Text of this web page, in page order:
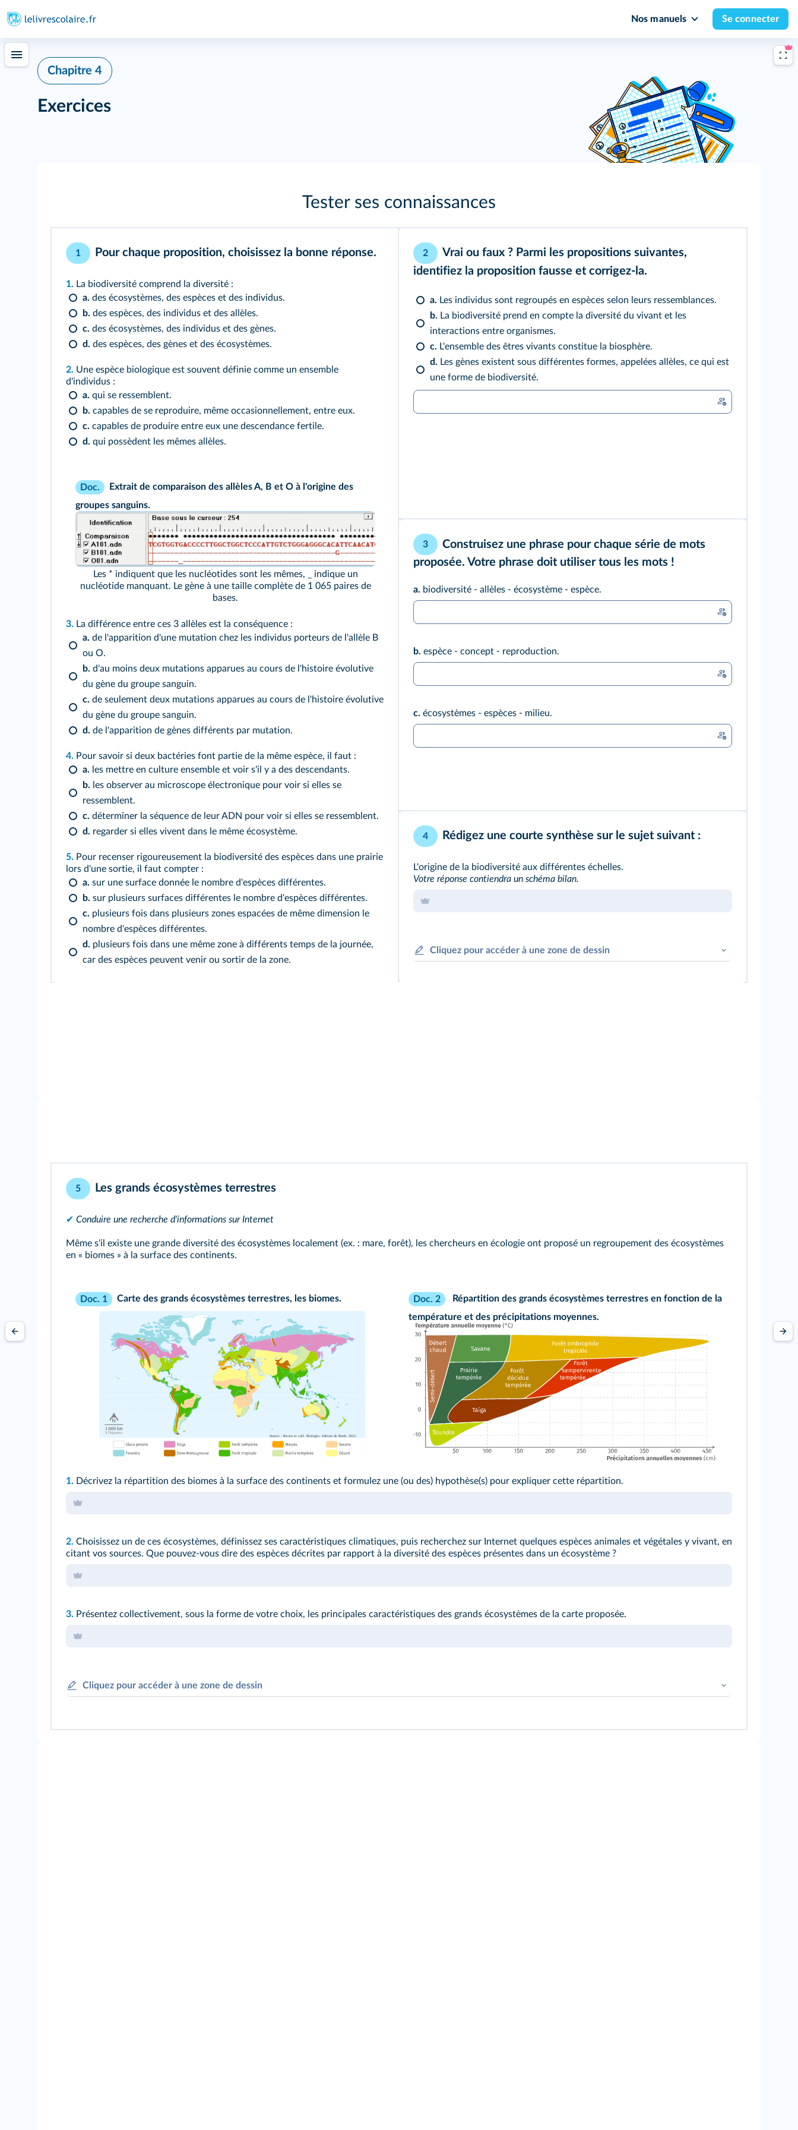
Nos manuels Se connecter
Chapitre 4
Exercices
Tester ses connaissances
1 Pour chaque proposition, choisissez la bonne réponse.
1. La biodiversité comprend la diversité :
a. des écosystèmes, des espèces et des individus.
b. des espèces, des individus et des allèles.
c. des écosystèmes, des individus et des gènes.
d. des espèces, des gènes et des écosystèmes.
2. Une espèce biologique est souvent définie comme un ensemble
d'individus :
a. qui se ressemblent.
b. capables de se reproduire, même occasionnellement, entre eux.
c. capables de produire entre eux une descendance fertile.
d. qui possèdent les mêmes allèles.
Doc.
Extrait de comparaison des allèles A, B et O à l'origine des
groupes sanguins.
Les * indiquent que les nucléotides sont les mêmes, _ indique un
nucléotide manquant. Le gène à une taille complète de 1 065 paires de
bases.
3. La différence entre ces 3 allèles est la conséquence :
a. de l'apparition d'une mutation chez les individus porteurs de l'allèle B
ou O.
b. d'au moins deux mutations apparues au cours de l'histoire évolutive
du gène du groupe sanguin.
c. de seulement deux mutations apparues au cours de l'histoire évolutive
du gène du groupe sanguin.
d. de l'apparition de gènes différents par mutation.
4. Pour savoir si deux bactéries font partie de la même espèce, il faut :
a. les mettre en culture ensemble et voir s'il y a des descendants.
b. les observer au microscope électronique pour voir si elles se
ressemblent.
c. déterminer la séquence de leur ADN pour voir si elles se ressemblent.
d. regarder si elles vivent dans le même écosystème.
5. Pour recenser rigoureusement la biodiversité des espèces dans une prairie
lors d'une sortie, il faut compter :
a. sur une surface donnée le nombre d'espèces différentes.
b. sur plusieurs surfaces différentes le nombre d'espèces différentes.
c. plusieurs fois dans plusieurs zones espacées de même dimension le
nombre d'espèces différentes.
d. plusieurs fois dans une même zone à différents temps de la journée,
car des espèces peuvent venir ou sortir de la zone.
2
Vrai ou faux ? Parmi les propositions suivantes,
identifiez la proposition fausse et corrigez-la.
a. Les individus sont regroupés en espèces selon leurs ressemblances.
b. La biodiversité prend en compte la diversité du vivant et les
interactions entre organismes.
c. L'ensemble des êtres vivants constitue la biosphère.
d. Les gènes existent sous différentes formes, appelées allèles, ce qui est
une forme de biodiversité.
3
Construisez une phrase pour chaque série de mots
proposée. Votre phrase doit utiliser tous les mots !
a. biodiversité - allèles - écosystème - espèce.
b. espèce - concept - reproduction.
c. écosystèmes - espèces - milieu.
4 Rédigez une courte synthèse sur le sujet suivant :
L'origine de la biodiversité aux différentes échelles.
Votre réponse contiendra un schéma bilan.
Cliquez pour accéder à une zone de dessin
5 Les grands écosystèmes terrestres
✔ Conduire une recherche d'informations sur Internet
Même s'il existe une grande diversité des écosystèmes localement (ex. : mare, forêt), les chercheurs en écologie ont proposé un regroupement des écosystèmes
en « biomes » à la surface des continents.
Doc. 1 Carte des grands écosystèmes terrestres, les biomes. Doc. 2
Répartition des grands écosystèmes terrestres en fonction de la
température et des précipitations moyennes.
1. Décrivez la répartition des biomes à la surface des continents et formulez une (ou des) hypothèse(s) pour expliquer cette répartition.
2. Choisissez un de ces écosystèmes, définissez ses caractéristiques climatiques, puis recherchez sur Internet quelques espèces animales et végétales y vivant, en
citant vos sources. Que pouvez-vous dire des espèces décrites par rapport à la diversité des espèces présentes dans un écosystème ?
3. Présentez collectivement, sous la forme de votre choix, les principales caractéristiques des grands écosystèmes de la carte proposée.
Cliquez pour accéder à une zone de dessin